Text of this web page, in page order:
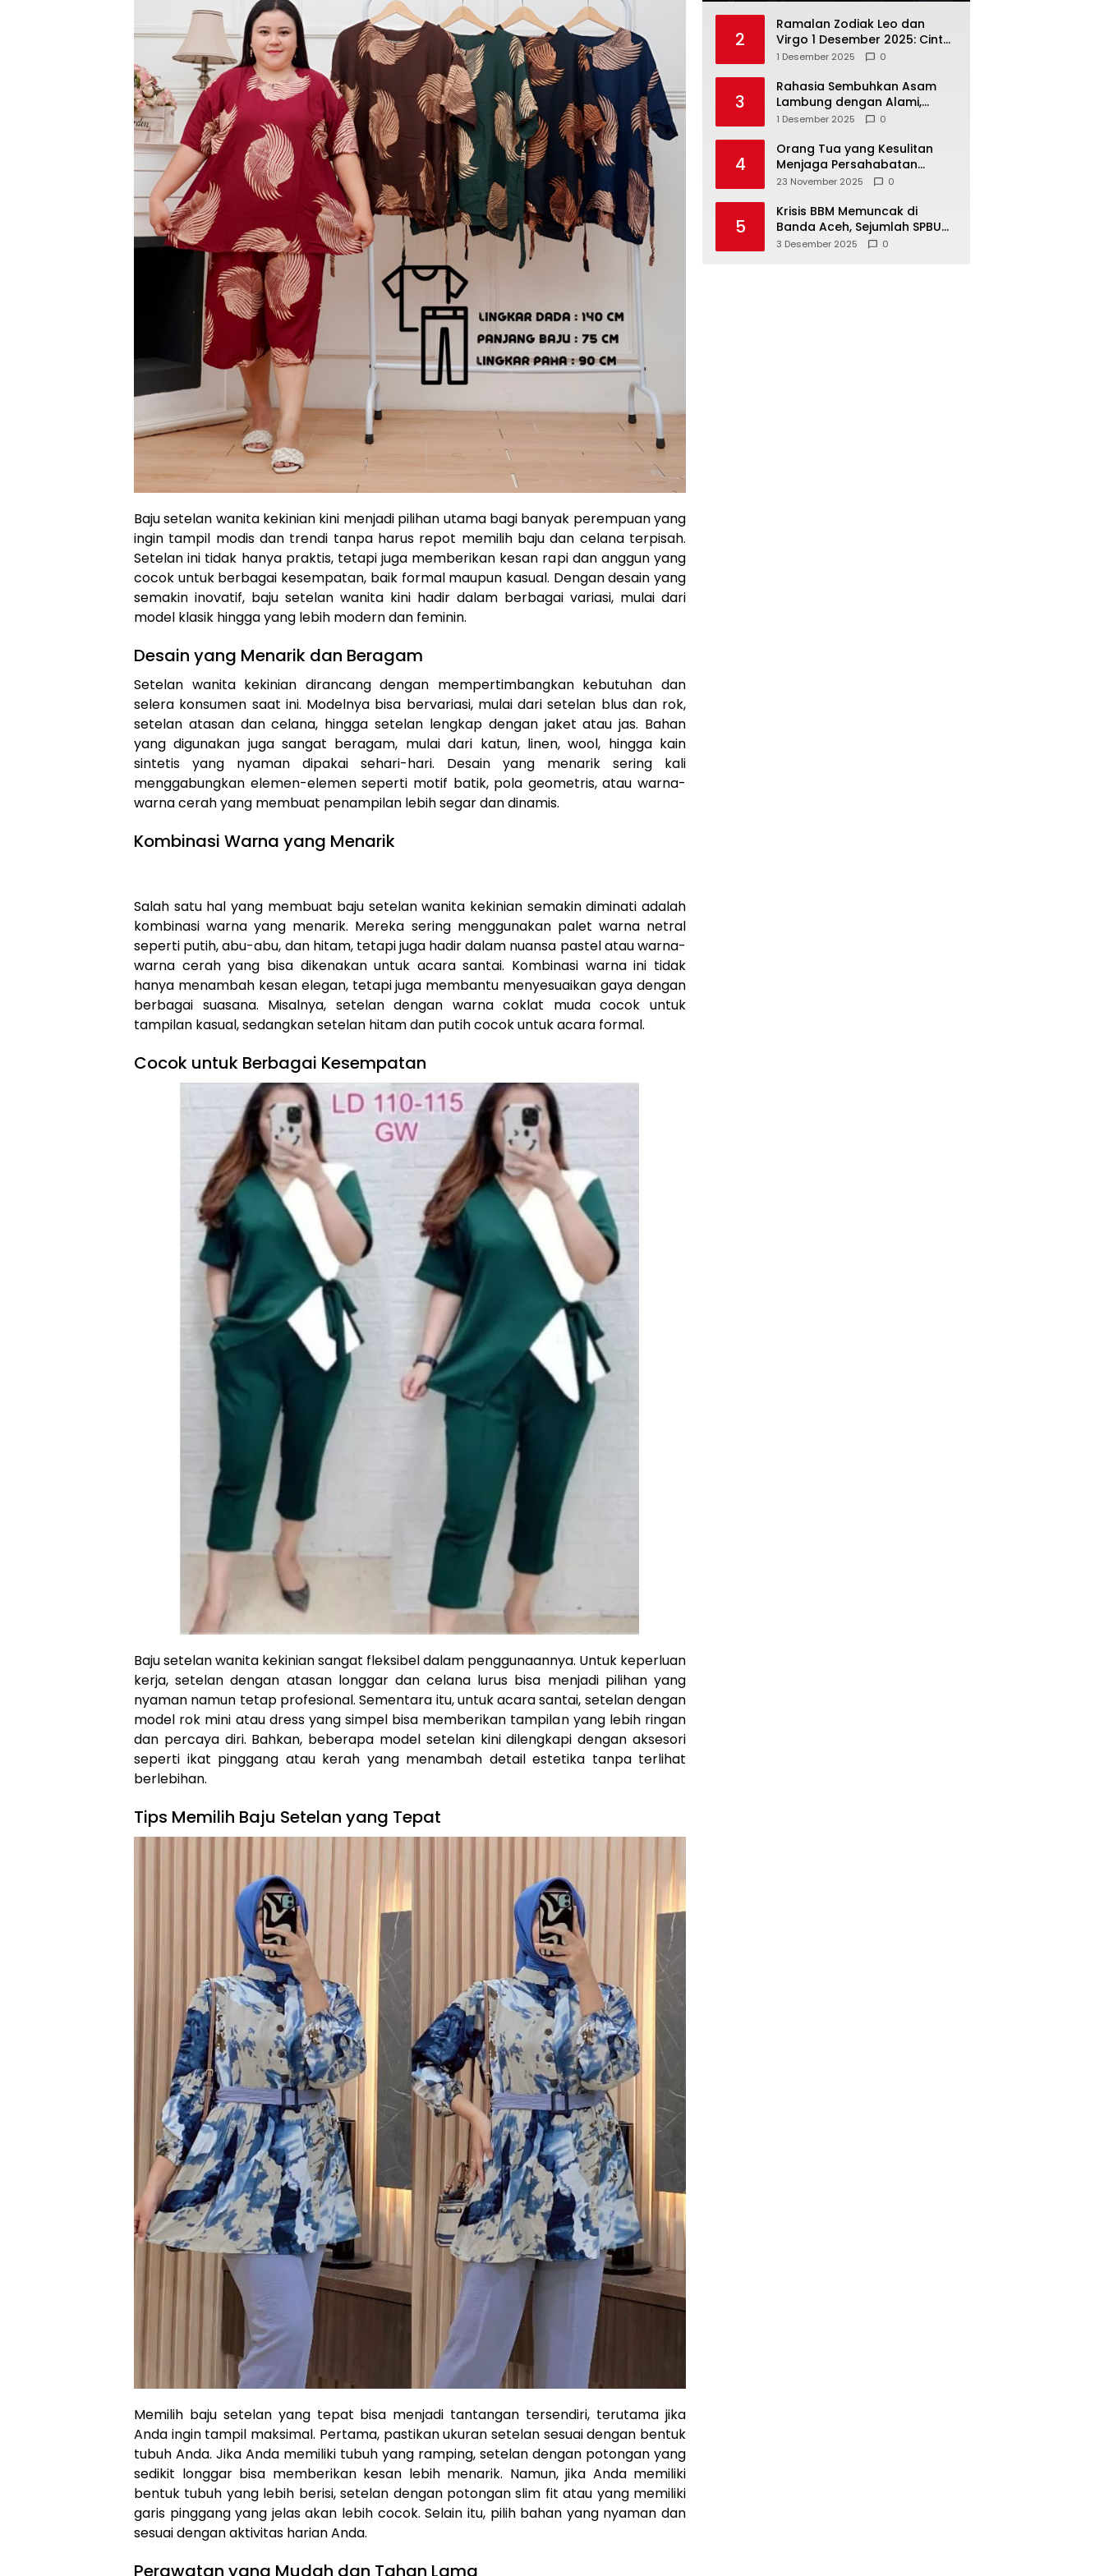
Baju setelan wanita kekinian kini menjadi pilihan utama bagi banyak perempuan yang
ingin tampil modis dan trendi tanpa harus repot memilih baju dan celana terpisah.
Setelan ini tidak hanya praktis, tetapi juga memberikan kesan rapi dan anggun yang
cocok untuk berbagai kesempatan, baik formal maupun kasual. Dengan desain yang
semakin inovatif, baju setelan wanita kini hadir dalam berbagai variasi, mulai dari
model klasik hingga yang lebih modern dan feminin.
Desain yang Menarik dan Beragam
Setelan wanita kekinian dirancang dengan mempertimbangkan kebutuhan dan
selera konsumen saat ini. Modelnya bisa bervariasi, mulai dari setelan blus dan rok,
setelan atasan dan celana, hingga setelan lengkap dengan jaket atau jas. Bahan
yang digunakan juga sangat beragam, mulai dari katun, linen, wool, hingga kain
sintetis yang nyaman dipakai sehari-hari. Desain yang menarik sering kali
menggabungkan elemen-elemen seperti motif batik, pola geometris, atau warna-
warna cerah yang membuat penampilan lebih segar dan dinamis.
Kombinasi Warna yang Menarik
Salah satu hal yang membuat baju setelan wanita kekinian semakin diminati adalah
kombinasi warna yang menarik. Mereka sering menggunakan palet warna netral
seperti putih, abu-abu, dan hitam, tetapi juga hadir dalam nuansa pastel atau warna-
warna cerah yang bisa dikenakan untuk acara santai. Kombinasi warna ini tidak
hanya menambah kesan elegan, tetapi juga membantu menyesuaikan gaya dengan
berbagai suasana. Misalnya, setelan dengan warna coklat muda cocok untuk
tampilan kasual, sedangkan setelan hitam dan putih cocok untuk acara formal.
Cocok untuk Berbagai Kesempatan
Baju setelan wanita kekinian sangat fleksibel dalam penggunaannya. Untuk keperluan
kerja, setelan dengan atasan longgar dan celana lurus bisa menjadi pilihan yang
nyaman namun tetap profesional. Sementara itu, untuk acara santai, setelan dengan
model rok mini atau dress yang simpel bisa memberikan tampilan yang lebih ringan
dan percaya diri. Bahkan, beberapa model setelan kini dilengkapi dengan aksesori
seperti ikat pinggang atau kerah yang menambah detail estetika tanpa terlihat
berlebihan.
Tips Memilih Baju Setelan yang Tepat
Memilih baju setelan yang tepat bisa menjadi tantangan tersendiri, terutama jika
Anda ingin tampil maksimal. Pertama, pastikan ukuran setelan sesuai dengan bentuk
tubuh Anda. Jika Anda memiliki tubuh yang ramping, setelan dengan potongan yang
sedikit longgar bisa memberikan kesan lebih menarik. Namun, jika Anda memiliki
bentuk tubuh yang lebih berisi, setelan dengan potongan slim fit atau yang memiliki
garis pinggang yang jelas akan lebih cocok. Selain itu, pilih bahan yang nyaman dan
sesuai dengan aktivitas harian Anda.
Perawatan yang Mudah dan Tahan Lama
2
Ramalan Zodiak Leo dan
Virgo 1 Desember 2025: Cinta,
Karir, Kesehatan, dan
1 Desember 2025 0
3
Rahasia Sembuhkan Asam
Lambung dengan Alami,
Nomor 4 Disalahpahami
1 Desember 2025 0
4
Orang Tua yang Kesulitan
Menjaga Persahabatan
Biasanya Lakukan 8 Hal Ini
23 November 2025 0
5
Krisis BBM Memuncak di
Banda Aceh, Sejumlah SPBU
Tutup Total
3 Desember 2025 0